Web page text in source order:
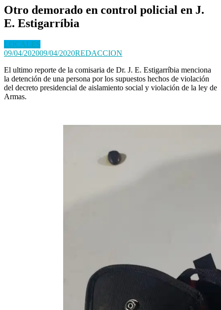
Otro demorado en control policial en J.
E. Estigarríbia
LOCALES
09/04/202009/04/2020REDACCION
El ultimo reporte de la comisaria de Dr. J. E. Estigarríbia menciona
la detención de una persona por los supuestos hechos de violación
del decreto presidencial de aislamiento social y violación de la ley de
Armas.